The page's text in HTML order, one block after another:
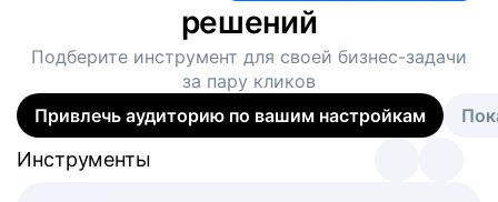
решений
Подберите инструмент для своей бизнес-задачи
за пару кликов
Привлечь аудиторию по вашим настройкам
Инструменты
Инструменты
Инструменты